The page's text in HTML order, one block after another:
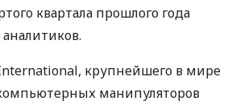
квартала прошлого года
крупнейшего в мире
манипуляторов